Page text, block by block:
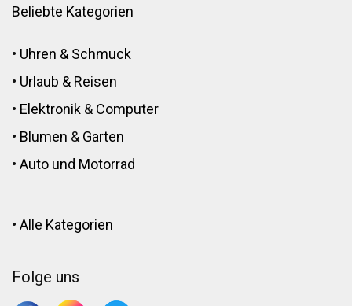
Beliebte Kategorien
• Uhren & Schmuck
• Urlaub & Reisen
• Elektronik & Computer
• Blumen & Garten
• Auto und Motorrad
• Alle Kategorien
Folge uns